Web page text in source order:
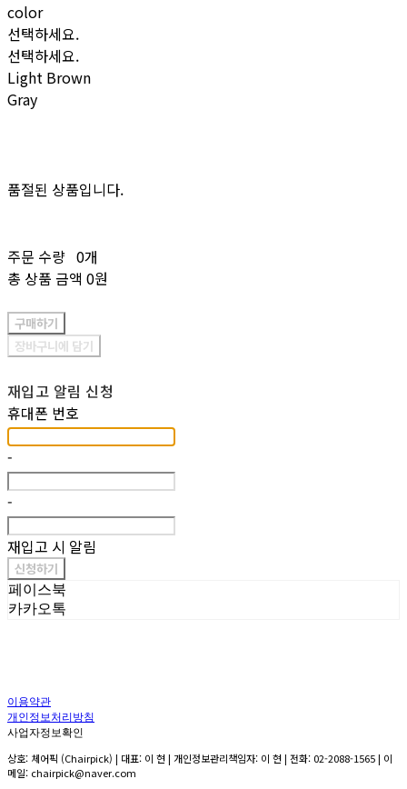
color
선택하세요.
선택하세요.
Light Brown
Gray
품절된 상품입니다.
주문 수량 0개
총 상품 금액 0원
구매하기
장바구니에 담기
재입고 알림 신청
휴대폰 번호
-
-
재입고 시 알림
신청하기
페이스북
카카오톡
이용약관
개인정보처리방침
사업자정보확인
상호: 체어픽 (Chairpick) | 대표: 이 현 | 개인정보관리책임자: 이 현 | 전화: 02-2088-1565 | 이
메일: chairpick@naver.com